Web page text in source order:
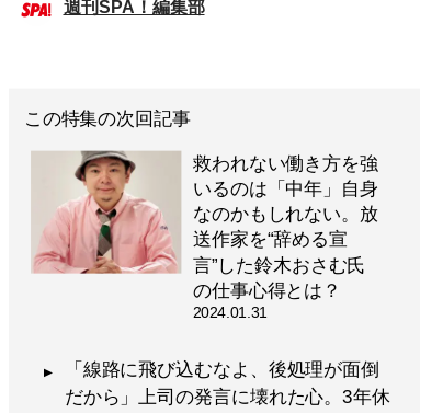
週刊SPA！編集部
この特集の次回記事
救われない働き方を強
いるのは「中年」自身
なのかもしれない。放
送作家を“辞める宣
言”した鈴木おさむ氏
の仕事心得とは？
2024.01.31
「線路に飛び込むなよ、後処理が面倒
だから」上司の発言に壊れた心。3年休